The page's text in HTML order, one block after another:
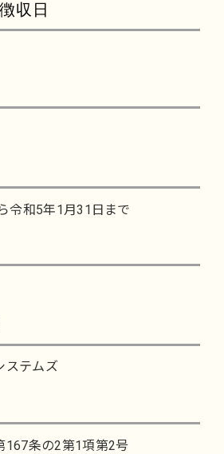
収日
令和5年1月31日まで
ステムズ
167条の2第1項第2号